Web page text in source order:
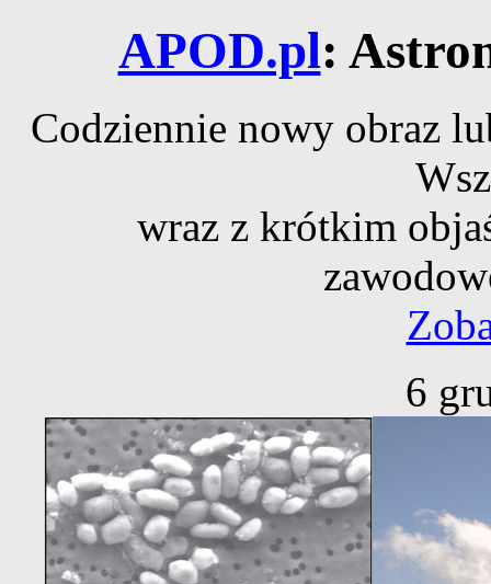
APOD.pl:
Codziennie nowy obraz
wraz z krótkim
6